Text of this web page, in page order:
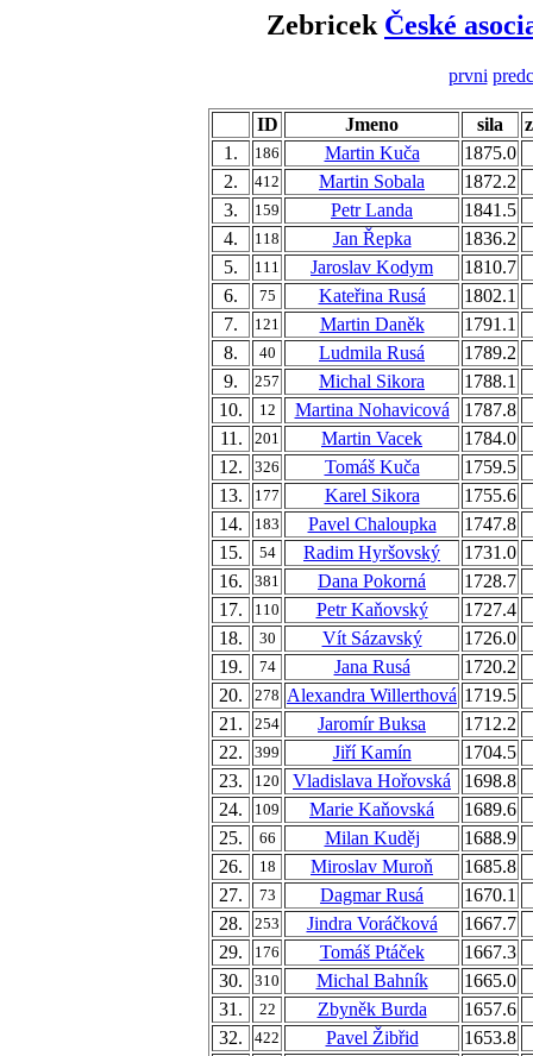
Zebricek České
prvni
ID Jmeno sila
1.
186 Martin Kuča
1875.0
2.
412 Martin Sobala
1872.2
3.
159 Petr Landa
1841.5
4.
118 Jan Řepka
1836.2
5.
111 Jaroslav Kodym
1810.7
6.
75 Kateřina Rusá
1802.1
7.
121 Martin Daněk
1791.1
8.
40 Ludmila Rusá
1789.2
9.
257 Michal Sikora
1788.1
10.
12 Martina Nohavicová
1787.8
11.
201 Martin Vacek
1784.0
12.
326 Tomáš Kuča
1759.5
13.
177 Karel Sikora
1755.6
14.
183 Pavel Chaloupka
1747.8
15.
54 Radim Hyršovský
1731.0
16.
381 Dana Pokorná
1728.7
17.
110 Petr Kaňovský
1727.4
18.
30 Vít Sázavský
1726.0
19.
74 Jana Rusá
1720.2
20.
278 Alexandra Willerthová 1719.5
21.
254 Jaromír Buksa
1712.2
22.
399 Jiří Kamín
1704.5
23.
120 Vladislava Hořovská
1698.8
24.
109 Marie Kaňovská
1689.6
25.
66 Milan Kuděj
1688.9
26.
18 Miroslav Muroň
1685.8
27.
73 Dagmar Rusá
1670.1
28.
253 Jindra Voráčková
1667.7
29.
176 Tomáš Ptáček
1667.3
30.
310 Michal Bahník
1665.0
31.
22 Zbyněk Burda
1657.6
32.
422 Pavel Žibřid
1653.8